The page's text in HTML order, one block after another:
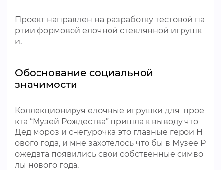
Проект направлен на разработку тестовой па
ртии формовой елочной стеклянной игрушк
и.
Обоснование социальной
значимости
Коллекционируя елочные игрушки для прое
кта “Музей Рождества” пришла к выводу что
Дед мороз и снегурочка это главные герои Н
ового года, и мне захотелось что бы в Музее Р
ожедвта появились свои собственные симво
лы нового года.